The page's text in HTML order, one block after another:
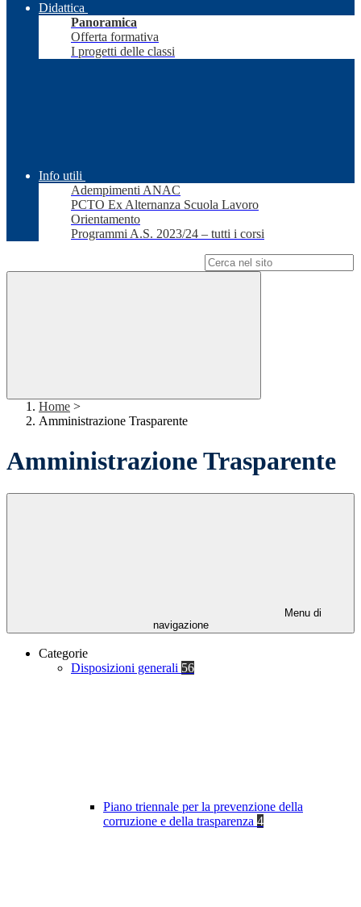
Didattica
Panoramica
Offerta formativa
I progetti delle classi
Info utili
Adempimenti ANAC
PCTO Ex Alternanza Scuola Lavoro
Orientamento
Programmi A.S. 2023/24 – tutti i corsi
Home >
Amministrazione Trasparente
Amministrazione Trasparente
Menu di
navigazione
Categorie
Disposizioni generali 56
Piano triennale per la prevenzione della
corruzione e della trasparenza 4